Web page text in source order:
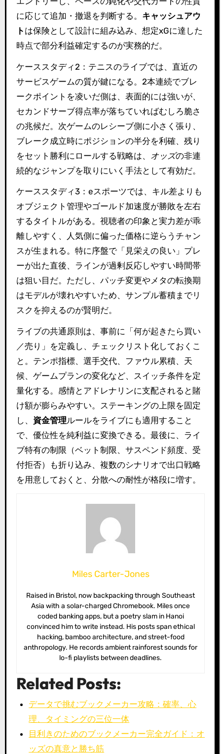
に応じて追加・撤退を判断する。 キャッシュアウ
ト は保険として設計に組み込み、想定xGに達した
時点で部分利益確定するのが実務的だ。
ケーススタディ2：テニスのライブでは、直近の
サービスゲームの質が鍵になる。2本連続でブレ
ークポイントを凌いだ側は、表面的には強いが、
セカンドサーブ得点率が落ちていればむしろ脆さ
の兆候だ。次ゲームのレシーブ側に小さく張り、
ブレーク成立時にポジションの半分を利確、残り
をセット勝利にロールする戦略は、 オッズの非連
続的なジャンプを取りにいく手法として有効だ。
ケーススタディ3：eスポーツでは、キル差よりも
オブジェクト管理やゴールド加速度が勝敗を左右
するタイトルがある。視聴者の印象と実力差が乖
離しやすく、人気側に偏った価格に逆らうチャン
スが生まれる。特に序盤で「見栄えの良い」プレ
ーが出た直後、ラインが過剰反応しやすい時間帯
は狙い目だ。ただし、パッチ変更やメタの転換期
はモデルが壊れやすいため、サンプル蓄積までリ
スクを抑えるのが賢明だ。
ライブの共通原則は、事前に「何が起きたら買い
／売り」を定義し、チェックリスト化しておくこ
と。テンポ指標、選手交代、ファウル累積、天
候、ゲームプランの変化など、スイッチ条件を定
量化する。感情とアドレナリンに支配されると賭
け額が膨らみやすい。ステーキングの上限を固定
し、 資金管理ルールをライブにも適用すること
で、優位性を純利益に変換できる。最後に、ライ
ブ特有の制限（ベット制限、サスペンド頻度、受
付拒否）も折り込み、複数のシナリオで出口戦略
を用意しておくと、分散への耐性が格段に増す。
Miles Carter-Jones
Raised in Bristol, now backpacking through Southeast
Asia with a solar-charged Chromebook. Miles once
coded banking apps, but a poetry slam in Hanoi
convinced him to write instead. His posts span ethical
hacking, bamboo architecture, and street-food
anthropology. He records ambient rainforest sounds for
lo-fi playlists between deadlines.
Related Posts:
データで挑むブックメーカー攻略：確率、心
理、タイミングの三位一体
目利きのためのブックメーカー完全ガイド：オ
ッズの真意と勝ち筋